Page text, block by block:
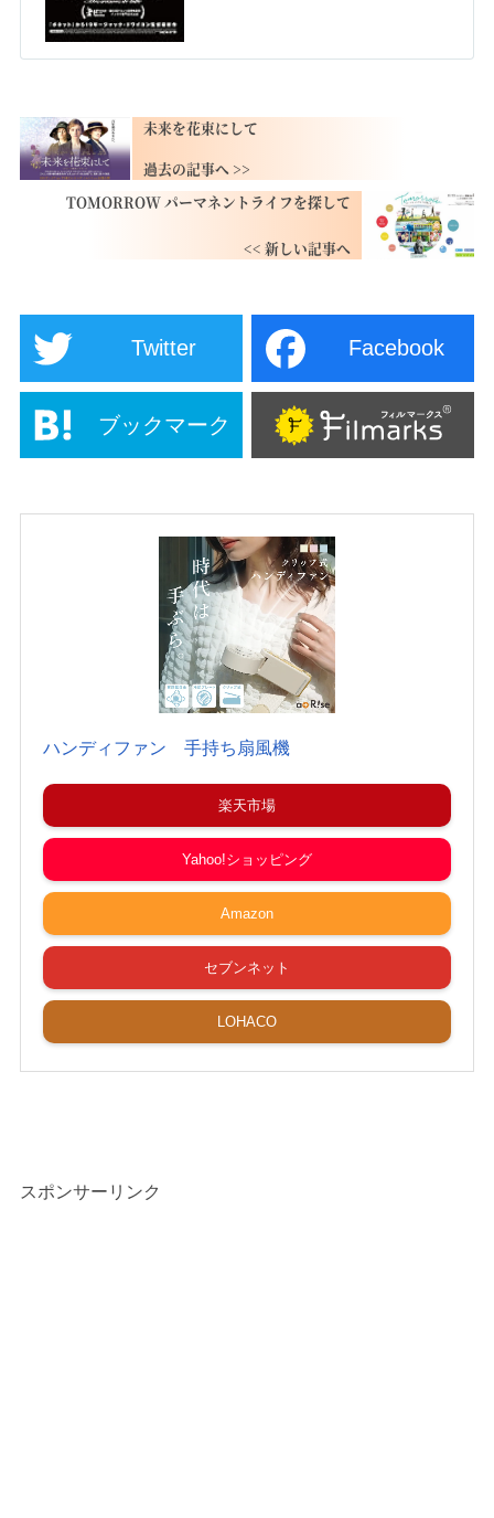
未来を花束にして
TOMORROW パーマネントライフを探して
Twitter Facebook
ブックマーク
ハンディファン 手持ち扇風機
楽天市場
Yahoo!ショッピング
Amazon
セブンネット
LOHACO
スポンサーリンク